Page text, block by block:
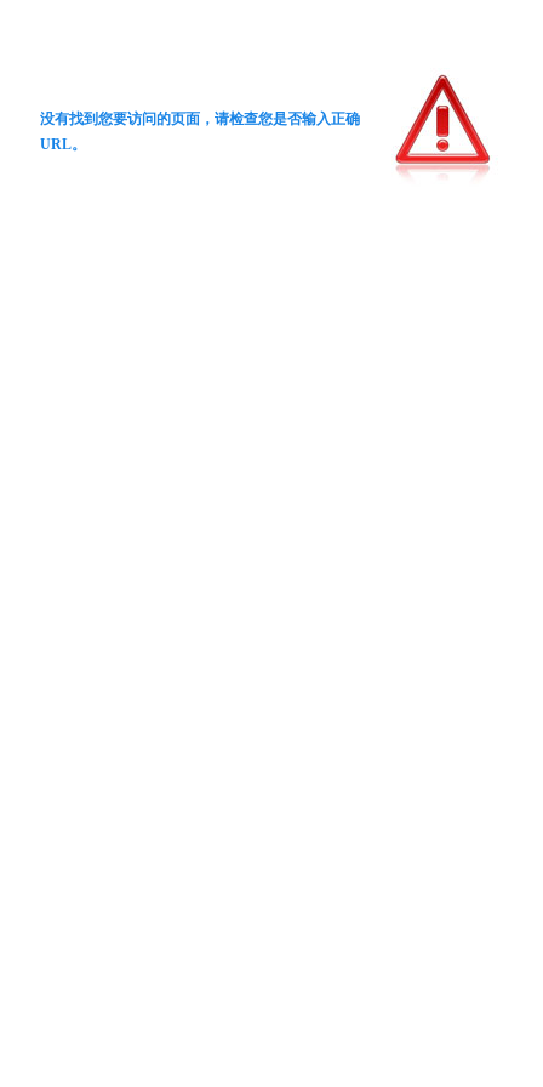
没有找到您要访问的页面，请检查您是否输入正确
URL。